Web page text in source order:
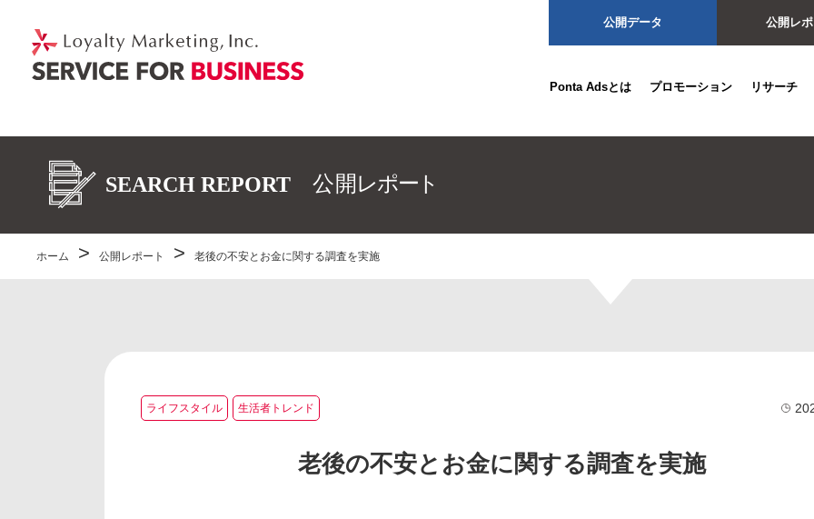
公開データ 公開レ
Ponta Adsとは プロモーション リサーチ
ホーム 公開レポート 老後の不安とお金に関する調査を実施
ライフスタイル 生活者トレンド
老後の不安とお金に関する調査を実施